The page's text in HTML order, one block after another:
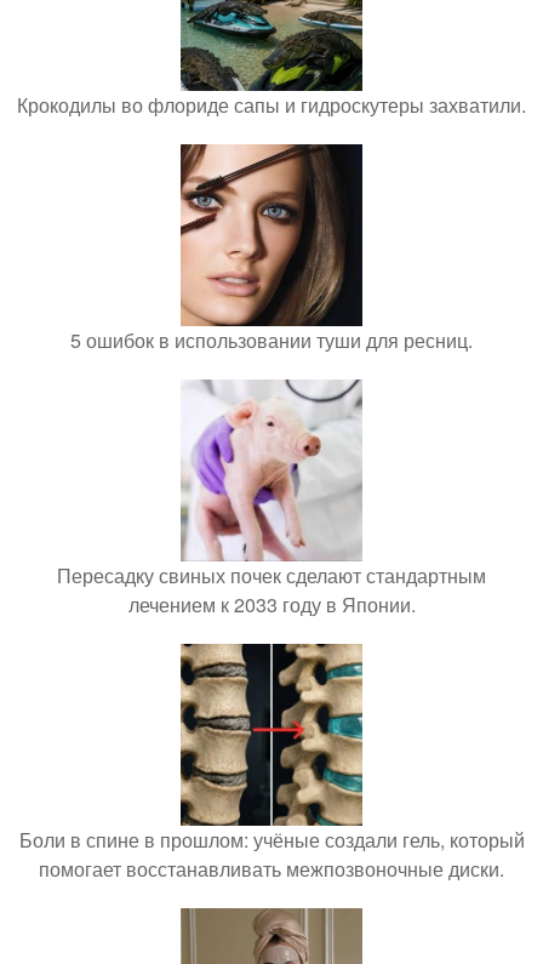
Крокодилы во флориде сапы и гидроскутеры захватили.
5 ошибок в использовании туши для ресниц.
Пересадку свиных почек сделают стандартным
лечением к 2033 году в Японии.
Боли в спине в прошлом: учёные создали гель, который
помогает восстанавливать межпозвоночные диски.